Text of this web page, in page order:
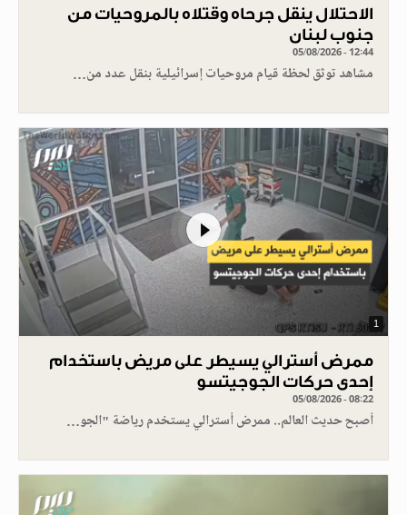
الاحتلال ينقل جرحاه وقتلاه بالمروحيات من
جنوب لبنان
05/08/2026 - 12:44
مشاهد توثق لحظة قيام مروحيات إسرائيلية بنقل عدد من…
1
ممرض أسترالي يسيطر على مريض باستخدام
إحدى حركات الجوجيتسو
05/08/2026 - 08:22
أصبح حديث العالم.. ممرض أسترالي يستخدم رياضة "الجو…